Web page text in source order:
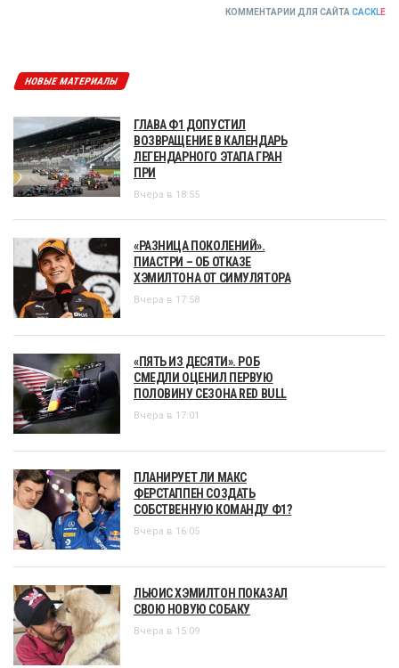
КОММЕНТАРИИ ДЛЯ САЙТА CACKLE
НОВЫЕ МАТЕРИАЛЫ
ГЛАВА Ф1 ДОПУСТИЛ
ВОЗВРАЩЕНИЕ В КАЛЕНДАРЬ
ЛЕГЕНДАРНОГО ЭТАПА ГРАН
ПРИ
Вчера в 18:55
«РАЗНИЦА ПОКОЛЕНИЙ».
ПИАСТРИ – ОБ ОТКАЗЕ
ХЭМИЛТОНА ОТ СИМУЛЯТОРА
Вчера в 17:58
«ПЯТЬ ИЗ ДЕСЯТИ». РОБ
СМЕДЛИ ОЦЕНИЛ ПЕРВУЮ
ПОЛОВИНУ СЕЗОНА RED BULL
Вчера в 17:01
ПЛАНИРУЕТ ЛИ МАКС
ФЕРСТАППЕН СОЗДАТЬ
СОБСТВЕННУЮ КОМАНДУ Ф1?
Вчера в 16:05
ЛЬЮИС ХЭМИЛТОН ПОКАЗАЛ
СВОЮ НОВУЮ СОБАКУ
Вчера в 15:09